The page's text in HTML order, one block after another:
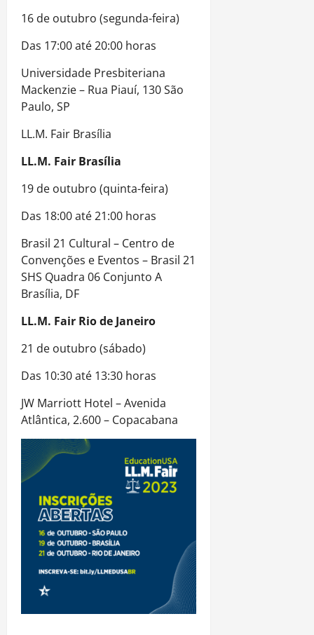
16 de outubro (segunda-feira)
Das 17:00 até 20:00 horas
Universidade Presbiteriana
Mackenzie – Rua Piauí, 130 São
Paulo, SP
LL.M. Fair Brasília
LL.M. Fair Brasília
19 de outubro (quinta-feira)
Das 18:00 até 21:00 horas
Brasil 21 Cultural – Centro de
Convenções e Eventos – Brasil 21
SHS Quadra 06 Conjunto A
Brasília, DF
LL.M. Fair Rio de Janeiro
21 de outubro (sábado)
Das 10:30 até 13:30 horas
JW Marriott Hotel – Avenida
Atlântica, 2.600 – Copacabana